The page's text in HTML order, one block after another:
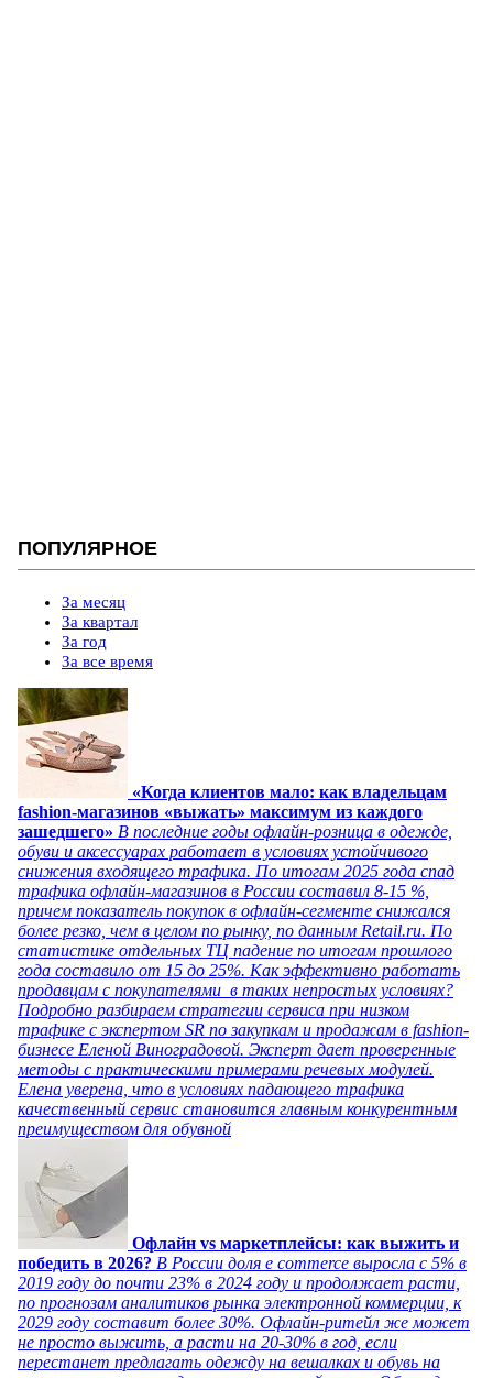
ПОПУЛЯРНОЕ
За месяц
За квартал
За год
За все время
«Когда клиентов мало: как владельцам
fashion-магазинов «выжать» максимум из каждого
зашедшего» В последние годы офлайн-розница в одежде,
обуви и аксессуарах работает в условиях устойчивого
снижения входящего трафика. По итогам 2025 года спад
трафика офлайн-магазинов в России составил 8-15 %,
причем показатель покупок в офлайн-сегменте снижался
более резко, чем в целом по рынку, по данным Retail.ru. По
статистике отдельных ТЦ падение по итогам прошлого
года составило от 15 до 25%. Как эффективно работать
продавцам с покупателями в таких непростых условиях?
Подробно разбираем стратегии сервиса при низком
трафике с экспертом SR по закупкам и продажам в fashion-
бизнесе Еленой Виноградовой. Эксперт дает проверенные
методы с практическими примерами речевых модулей.
Елена уверена, что в условиях падающего трафика
качественный сервис становится главным конкурентным
преимуществом для обувной
Офлайн vs маркетплейсы: как выжить и
победить в 2026? В России доля e commerce выросла с 5% в
2019 году до почти 23% в 2024 году и продолжает расти,
по прогнозам аналитиков рынка электронной коммерции, к
2029 году составит более 30%. Офлайн-ритейл же может
не просто выжить, а расти на 20-30% в год, если
перестанет предлагать одежду на вешалках и обувь на